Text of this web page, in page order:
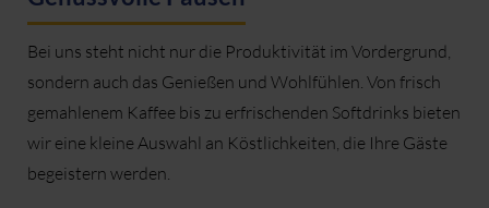
Bei uns steht nicht nur die Produktivität im Vordergrund,
sondern auch das Genießen und Wohlfühlen. Von frisch
gemahlenem Kaffee bis zu erfrischenden Softdrinks bieten
wir eine kleine Auswahl an Köstlichkeiten, die Ihre Gäste
begeistern werden.